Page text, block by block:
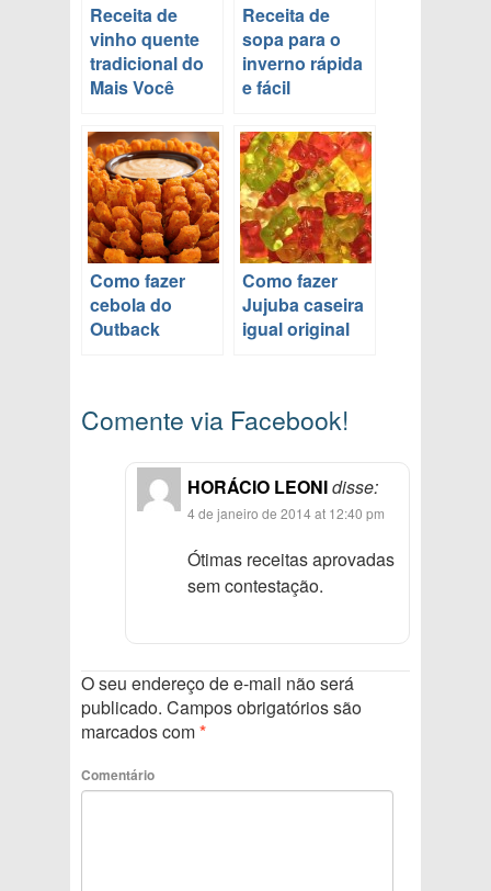
Receita de
vinho quente
tradicional do
Mais Você
Receita de
sopa para o
inverno rápida
e fácil
Como fazer
cebola do
Outback
Como fazer
Jujuba caseira
igual original
Comente via Facebook!
HORÁCIO LEONIdisse:
4 de janeiro de 2014 at 12:40 pm
Ótimas receitas aprovadas
sem contestação.
O seu endereço de e-mail não será
publicado. Campos obrigatórios são
marcados com*
Comentário